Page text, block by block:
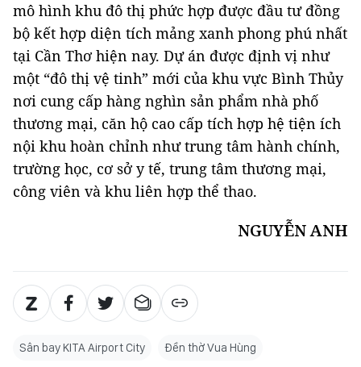
mô hình khu đô thị phức hợp được đầu tư đồng
bộ kết hợp diện tích mảng xanh phong phú nhất
tại Cần Thơ hiện nay. Dự án được định vị như
một “đô thị vệ tinh” mới của khu vực Bình Thủy
nơi cung cấp hàng nghìn sản phẩm nhà phố
thương mại, căn hộ cao cấp tích hợp hệ tiện ích
nội khu hoàn chỉnh như trung tâm hành chính,
trường học, cơ sở y tế, trung tâm thương mại,
công viên và khu liên hợp thể thao.
NGUYỄN ANH
Sân bay KITA Airport City Đền thờ Vua Hùng